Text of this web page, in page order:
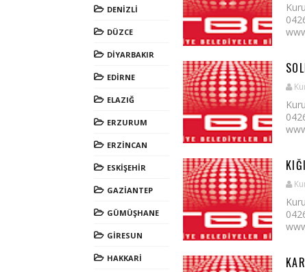
DENİZLİ
DÜZCE
DİYARBAKIR
EDİRNE
ELAZIĞ
ERZURUM
ERZİNCAN
ESKİŞEHİR
GAZİANTEP
GÜMÜŞHANE
GİRESUN
HAKKARİ